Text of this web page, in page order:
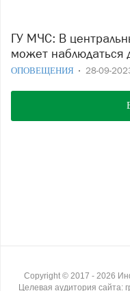
ГУ МЧС: В центральных и южных районах Югры
может наблюдаться
ОПОВЕЩЕНИЯ 28-09-
Copyright © 2017 - 2026
Целевая аудитория сайта: